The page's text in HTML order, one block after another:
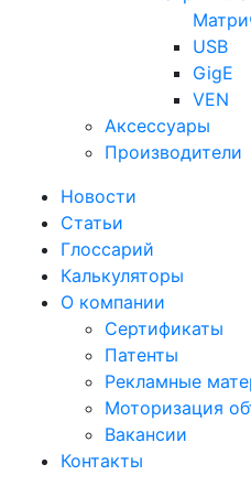
USB
GigE
VEN
Аксессуары
Производители
Новости
Статьи
Глоссарий
Калькуляторы
О компании
Сертификаты
Патенты
Рекламные
Моторизация
Вакансии
Контакты